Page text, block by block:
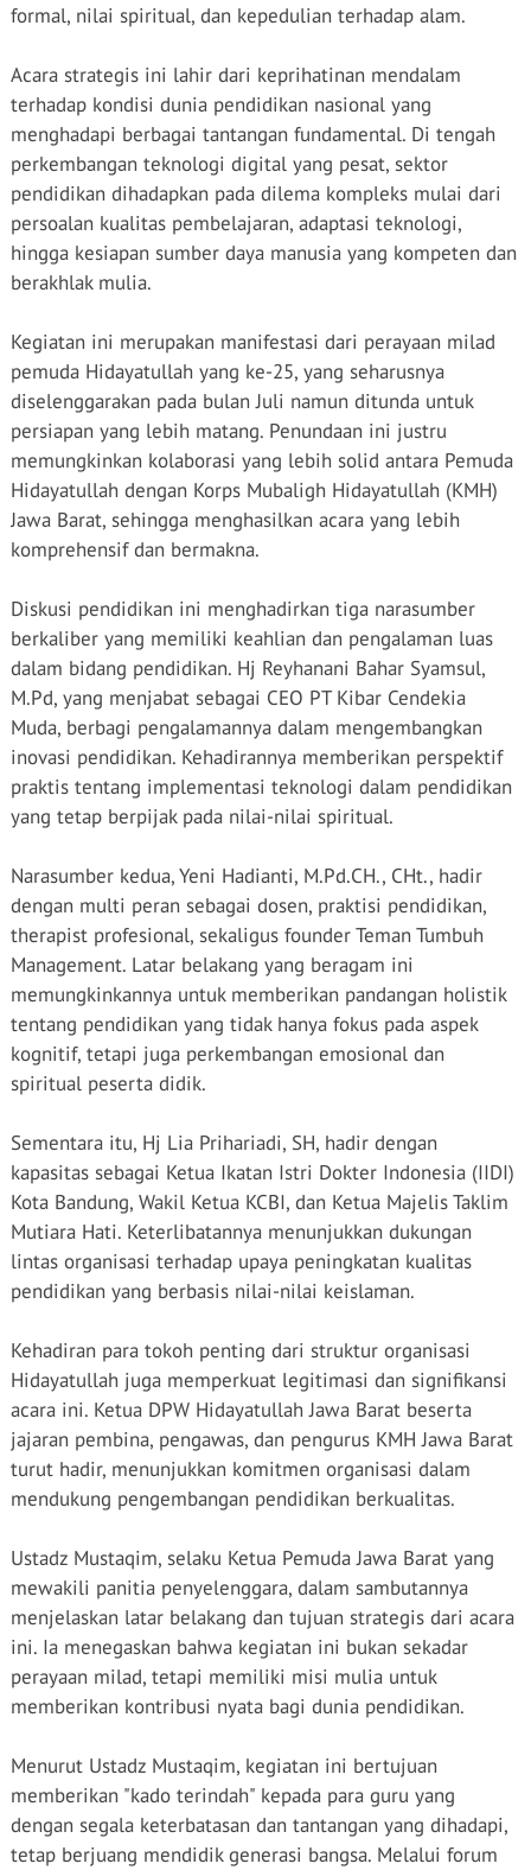
formal, nilai spiritual, dan kepedulian terhadap alam.
Acara strategis ini lahir dari keprihatinan mendalam
terhadap kondisi dunia pendidikan nasional yang
menghadapi berbagai tantangan fundamental. Di tengah
perkembangan teknologi digital yang pesat, sektor
pendidikan dihadapkan pada dilema kompleks mulai dari
persoalan kualitas pembelajaran, adaptasi teknologi,
hingga kesiapan sumber daya manusia yang kompeten dan
berakhlak mulia.
Kegiatan ini merupakan manifestasi dari perayaan milad
pemuda Hidayatullah yang ke-25, yang seharusnya
diselenggarakan pada bulan Juli namun ditunda untuk
persiapan yang lebih matang. Penundaan ini justru
memungkinkan kolaborasi yang lebih solid antara Pemuda
Hidayatullah dengan Korps Mubaligh Hidayatullah (KMH)
Jawa Barat, sehingga menghasilkan acara yang lebih
komprehensif dan bermakna.
Diskusi pendidikan ini menghadirkan tiga narasumber
berkaliber yang memiliki keahlian dan pengalaman luas
dalam bidang pendidikan. Hj Reyhanani Bahar Syamsul,
M.Pd, yang menjabat sebagai CEO PT Kibar Cendekia
Muda, berbagi pengalamannya dalam mengembangkan
inovasi pendidikan. Kehadirannya memberikan perspektif
praktis tentang implementasi teknologi dalam pendidikan
yang tetap berpijak pada nilai-nilai spiritual.
Narasumber kedua, Yeni Hadianti, M.Pd.CH., CHt., hadir
dengan multi peran sebagai dosen, praktisi pendidikan,
therapist profesional, sekaligus founder Teman Tumbuh
Management. Latar belakang yang beragam ini
memungkinkannya untuk memberikan pandangan holistik
tentang pendidikan yang tidak hanya fokus pada aspek
kognitif, tetapi juga perkembangan emosional dan
spiritual peserta didik.
Sementara itu, Hj Lia Prihariadi, SH, hadir dengan
kapasitas sebagai Ketua Ikatan Istri Dokter Indonesia (IIDI)
Kota Bandung, Wakil Ketua KCBI, dan Ketua Majelis Taklim
Mutiara Hati. Keterlibatannya menunjukkan dukungan
lintas organisasi terhadap upaya peningkatan kualitas
pendidikan yang berbasis nilai-nilai keislaman.
Kehadiran para tokoh penting dari struktur organisasi
Hidayatullah juga memperkuat legitimasi dan signifikansi
acara ini. Ketua DPW Hidayatullah Jawa Barat beserta
jajaran pembina, pengawas, dan pengurus KMH Jawa Barat
turut hadir, menunjukkan komitmen organisasi dalam
mendukung pengembangan pendidikan berkualitas.
Ustadz Mustaqim, selaku Ketua Pemuda Jawa Barat yang
mewakili panitia penyelenggara, dalam sambutannya
menjelaskan latar belakang dan tujuan strategis dari acara
ini. Ia menegaskan bahwa kegiatan ini bukan sekadar
perayaan milad, tetapi memiliki misi mulia untuk
memberikan kontribusi nyata bagi dunia pendidikan.
Menurut Ustadz Mustaqim, kegiatan ini bertujuan
memberikan "kado terindah" kepada para guru yang
dengan segala keterbatasan dan tantangan yang dihadapi,
tetap berjuang mendidik generasi bangsa. Melalui forum